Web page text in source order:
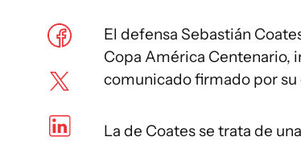
El defensa Sebastián
Copa América Centenario,
comunicado firmado por
La de Coates se trata de